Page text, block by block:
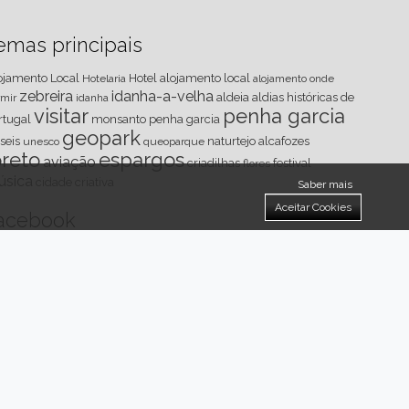
Saber mais
Aceitar Cookies
principais
Local Hotelaria Hotel alojamento local alojamento onde
zebreira idanha idanha-a-velha aldeia aldias históricas de
visitar monsanto penha garcia penha garcia
unesco geopark queoparque naturtejo alcafozes
aviaçãoespargos criadilhas flores festival